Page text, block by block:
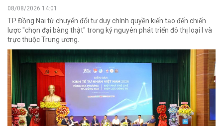
08/08/2026 14:01
TP Đồng Nai từ chuyển đổi tư duy chính quyền kiến tạo đến chiến
lược "chọn đại bàng thật" trong kỷ nguyên phát triển đô thị loại I và
trực thuộc Trung ương.